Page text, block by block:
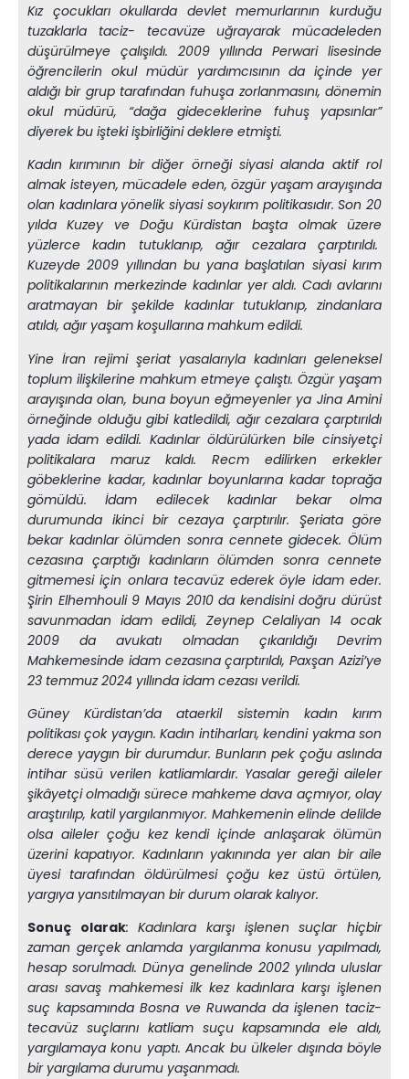
Kız çocukları okullarda devlet memurlarının kurduğu
tuzaklarla taciz- tecavüze uğrayarak mücadeleden
düşürülmeye çalışıldı. 2009 yıllında Perwari lisesinde
öğrencilerin okul müdür yardımcısının da içinde yer
aldığı bir grup tarafından fuhuşa zorlanmasını, dönemin
okul müdürü, “dağa gideceklerine fuhuş yapsınlar”
diyerek bu işteki işbirliğini deklere etmişti.
Kadın kırımının bir diğer örneği siyasi alanda aktif rol
almak isteyen, mücadele eden, özgür yaşam arayışında
olan kadınlara yönelik siyasi soykırım politikasıdır. Son 20
yılda Kuzey ve Doğu Kürdistan başta olmak üzere
yüzlerce kadın tutuklanıp, ağır cezalara çarptırıldı.
Kuzeyde 2009 yıllından bu yana başlatılan siyasi kırım
politikalarının merkezinde kadınlar yer aldı. Cadı avlarını
aratmayan bir şekilde kadınlar tutuklanıp, zindanlara
atıldı, ağır yaşam koşullarına mahkum edildi.
Yine İran rejimi şeriat yasalarıyla kadınları geleneksel
toplum ilişkilerine mahkum etmeye çalıştı. Özgür yaşam
arayışında olan, buna boyun eğmeyenler ya Jina Amini
örneğinde olduğu gibi katledildi, ağır cezalara çarptırıldı
yada idam edildi. Kadınlar öldürülürken bile cinsiyetçi
politikalara maruz kaldı. Recm edilirken erkekler
göbeklerine kadar, kadınlar boyunlarına kadar toprağa
gömüldü. İdam edilecek kadınlar bekar olma
durumunda ikinci bir cezaya çarptırılır. Şeriata göre
bekar kadınlar ölümden sonra cennete gidecek. Ölüm
cezasına çarptığı kadınların ölümden sonra cennete
gitmemesi için onlara tecavüz ederek öyle idam eder.
Şirin Elhemhouli 9 Mayıs 2010 da kendisini doğru dürüst
savunmadan idam edildi, Zeynep Celaliyan 14 ocak
2009 da avukatı olmadan çıkarıldığı Devrim
Mahkemesinde idam cezasına çarptırıldı, Paxşan Azizi’ye
23 temmuz 2024 yıllında idam cezası verildi.
Güney Kürdistan’da ataerkil sistemin kadın kırım
politikası çok yaygın. Kadın intiharları, kendini yakma son
derece yaygın bir durumdur. Bunların pek çoğu aslında
intihar süsü verilen katliamlardır. Yasalar gereği aileler
şikâyetçi olmadığı sürece mahkeme dava açmıyor, olay
araştırılıp, katil yargılanmıyor. Mahkemenin elinde delilde
olsa aileler çoğu kez kendi içinde anlaşarak ölümün
üzerini kapatıyor. Kadınların yakınında yer alan bir aile
üyesi tarafından öldürülmesi çoğu kez üstü örtülen,
yargıya yansıtılmayan bir durum olarak kalıyor.
Sonuç olarak: Kadınlara karşı işlenen suçlar hiçbir
zaman gerçek anlamda yargılanma konusu yapılmadı,
hesap sorulmadı. Dünya genelinde 2002 yılında uluslar
arası savaş mahkemesi ilk kez kadınlara karşı işlenen
suç kapsamında Bosna ve Ruwanda da işlenen taciz-
tecavüz suçlarını katliam suçu kapsamında ele aldı,
yargılamaya konu yaptı. Ancak bu ülkeler dışında böyle
bir yargılama durumu yaşanmadı.